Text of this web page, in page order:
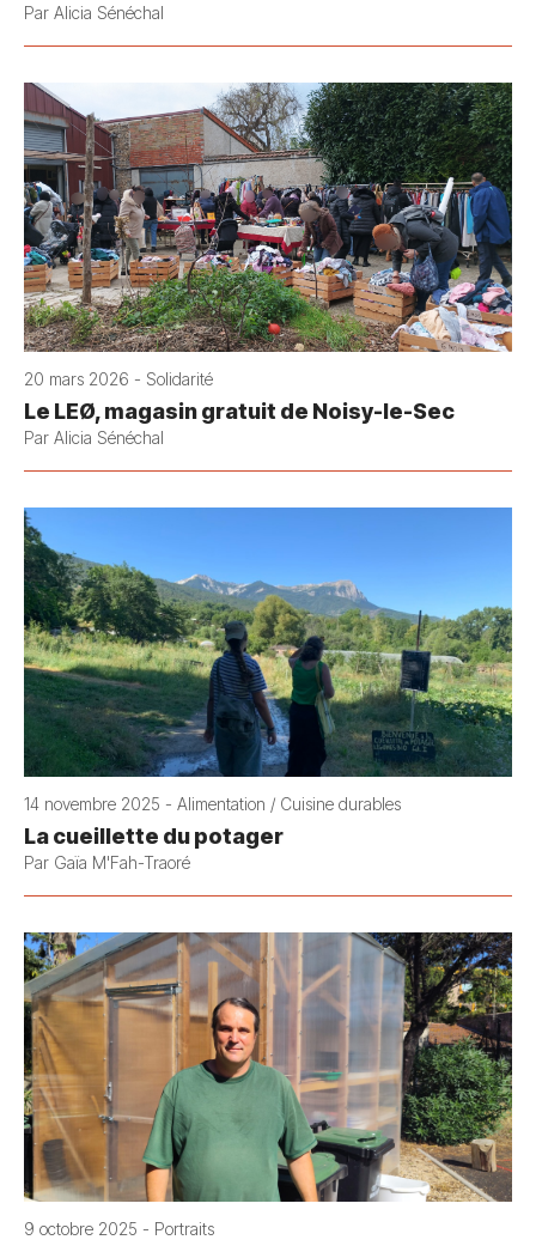
Par Alicia Sénéchal
20 mars 2026 - Solidarité
Le LEØ, magasin gratuit de Noisy-le-Sec
Par Alicia Sénéchal
14 novembre 2025 - Alimentation / Cuisine durables
La cueillette du potager
Par Gaïa M'Fah-Traoré
9 octobre 2025 - Portraits